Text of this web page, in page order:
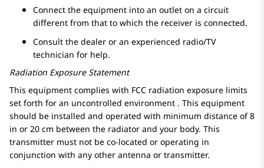
Connect the equipment into an outlet on a circuit
different from that to which the receiver is connected.
Consult the dealer or an experienced radio/TV
technician for help.
Radiation Exposure Statement
This equipment complies with FCC radiation exposure limits
set forth for an uncontrolled environment . This equipment
should be installed and operated with minimum distance of 8
in or 20 cm between the radiator and your body. This
transmitter must not be co-located or operating in
conjunction with any other antenna or transmitter.